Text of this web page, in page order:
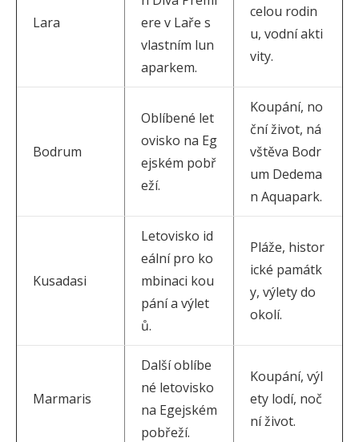
Lara
ere v Laře s
vlastním lun
aparkem.
celou rodin
u, vodní akti
vity.
Bodrum
Oblíbené let
ovisko na Eg
ejském pobř
eží.
Koupání, no
ční život, ná
vštěva Bodr
um Dedema
n Aquapark.
Kusadasi
Letovisko id
eální pro ko
mbinaci kou
pání a výlet
ů.
Pláže, histor
ické památk
y, výlety do
okolí.
Marmaris
Další oblíbe
né letovisko
na Egejském
pobřeží.
Koupání, výl
ety lodí, noč
ní život.